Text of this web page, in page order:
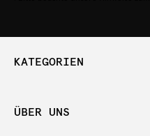
KATEGORIEN
ÜBER UNS